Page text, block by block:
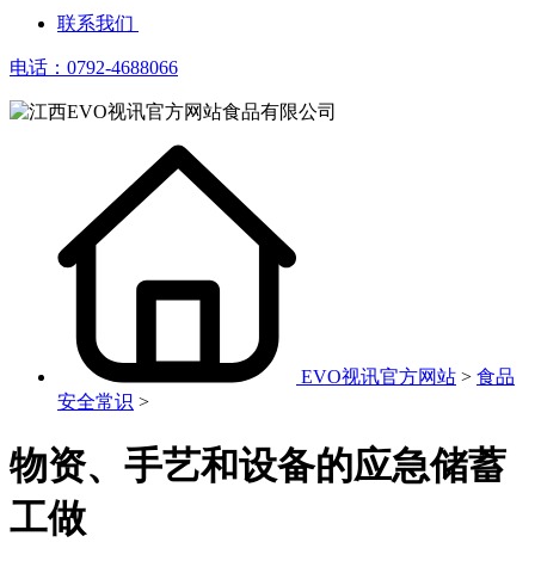
联系我们
电话：0792-4688066
EVO视讯官方网站 > 食品
安全常识 >
物资、手艺和设备的应急储蓄
工做